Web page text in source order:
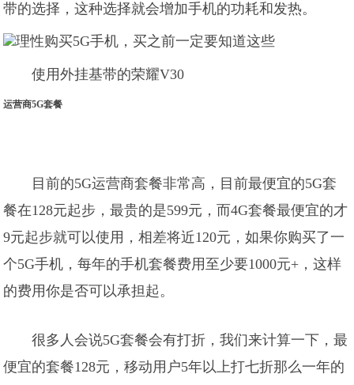
带的选择，这种选择就会增加手机的功耗和发热。
使用外挂基带的荣耀V30
运营商5G套餐
目前的5G运营商套餐非常高，目前最便宜的5G套
餐在128元起步，最贵的是599元，而4G套餐最便宜的才
9元起步就可以使用，相差将近120元，如果你购买了一
个5G手机，每年的手机套餐费用至少要1000元+，这样
的费用你是否可以承担起。
很多人会说5G套餐会有打折，我们来计算一下，最
便宜的套餐128元，移动用户5年以上打七折那么一年的